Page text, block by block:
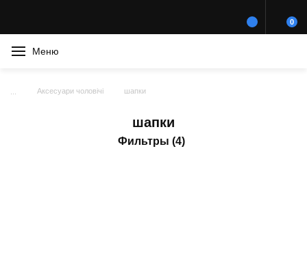
0
Меню
Аксесуари чоловічі шапки
шапки
Фильтры (4)